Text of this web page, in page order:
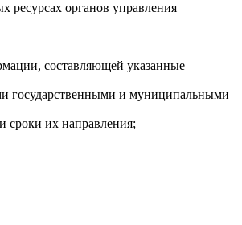
органов управления
составляющей указанные
государственными и муниципальными
сроки их направления;